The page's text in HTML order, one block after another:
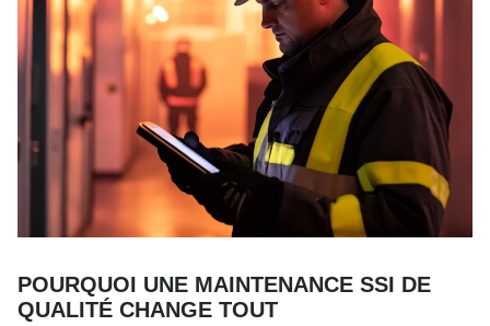
POURQUOI UNE MAINTENANCE SSI DE
QUALITÉ CHANGE TOUT